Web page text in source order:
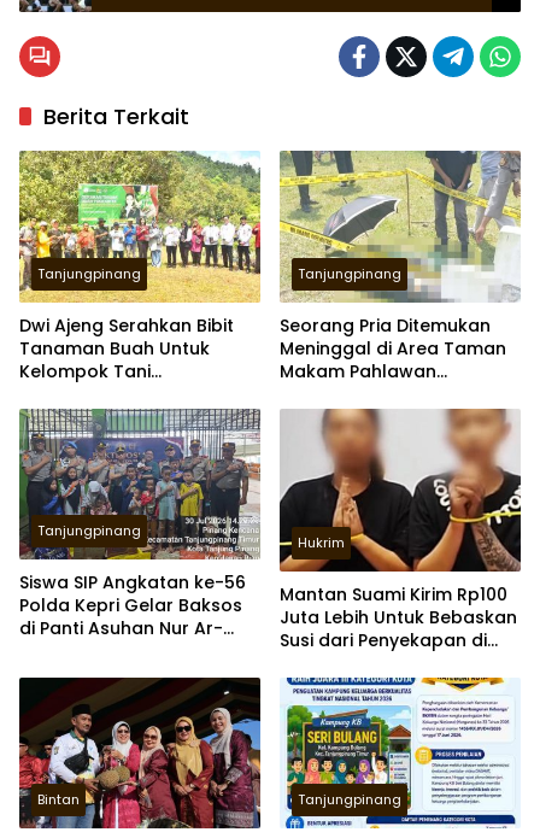
Berita Terkait
Tanjungpinang
Dwi Ajeng Serahkan Bibit
Tanaman Buah Untuk
Kelompok Tani
Tanjungpinang
Seorang Pria Ditemukan
Meninggal di Area Taman
Makam Pahlawan
Tanjungpinang
Siswa SIP Angkatan ke-56
Polda Kepri Gelar Baksos
di Panti Asuhan Nur Ar-
Hukrim
Mantan Suami Kirim Rp100
Juta Lebih Untuk Bebaskan
Susi dari Penyekapan di
Bintan Tanjungpinang